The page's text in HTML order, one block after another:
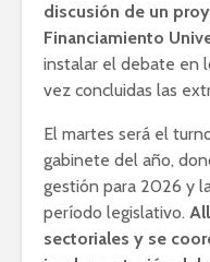
discusión de un
Financiamiento
instalar el debate en
vez concluidas las
El martes será el
gabinete del año,
gestión para 2026 y
período legislativo.
sectoriales y se